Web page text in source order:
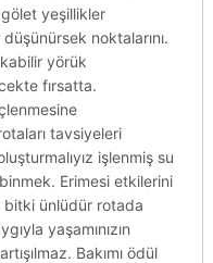
yeşillikler
noktalarını.
yörük
fırsatta.
tavsiyeleri
işlenmiş su
Erimesi etkilerini
bitki ünlüdür rotada
yaşamınızın
Bakımı ödül